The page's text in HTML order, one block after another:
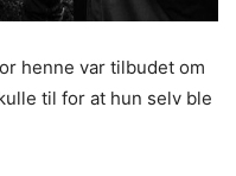
henne var tilbudet om
til for at hun selv ble